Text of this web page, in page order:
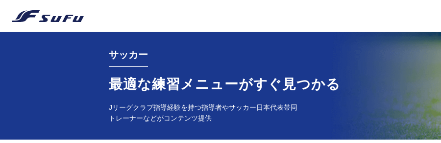
サッカー
最適な練習メニューがすぐ見つかる
Jリーグクラブ指導経験を持つ指導者やサッカー日本代表帯同
トレーナーなどがコンテンツ提供